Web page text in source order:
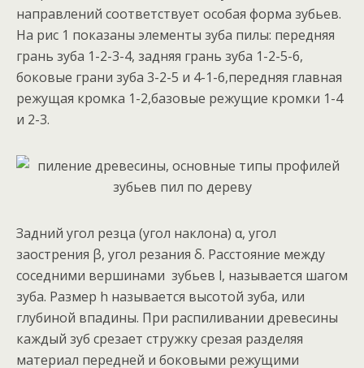
направлений соответствует особая форма зубьев.
На рис 1 показаны элементы зуба пилы: передняя
грань зуба 1-2-3-4, задняя грань зуба 1-2-5-6,
боковые грани зуба 3-2-5 и 4-1-6,передняя главная
режущая кромка 1-2,базовые режущие кромки 1-4
и 2-3.
Задний угол резца (угол наклона) α, угол
заострения β, угол резания δ. Расстояние между
соседними вершинами зубьев l, называется шагом
зуба. Размер h называется высотой зуба, или
глубиной впадины. При распиливании древесины
каждый зуб срезает стружку срезая разделяя
материал передней и боковыми режущими